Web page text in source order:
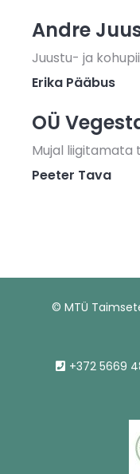
Andre
Juustu- ja
Erika Pääbus
OÜ
Mujal
Peeter Tava
© MTÜ
+372 5669